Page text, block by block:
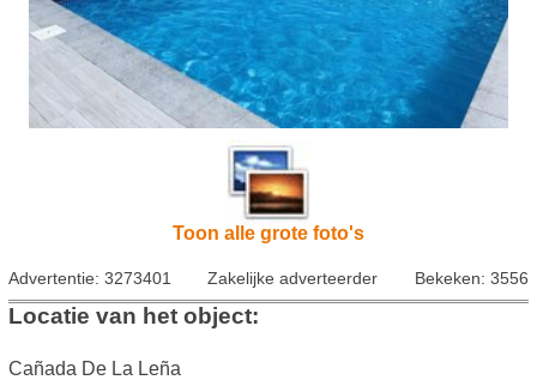
Toon alle grote foto's
Advertentie: 3273401 Zakelijke adverteerder Bekeken: 3556
Locatie van het object:
Cañada De La Leña